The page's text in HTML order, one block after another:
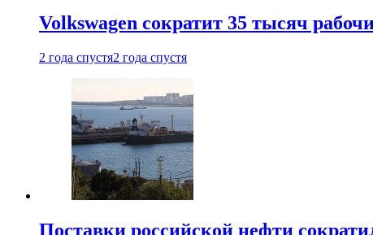
Volkswagen сократит 35 тысяч
2 года спустя2 года спустя
Поставки российской нефти